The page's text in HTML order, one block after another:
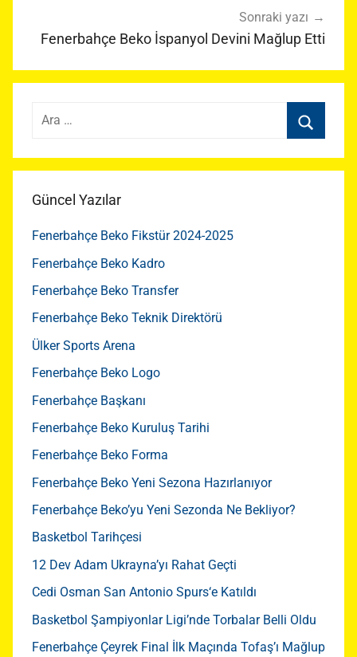
Sonraki yazı
Fenerbahçe Beko İspanyol Devini Mağlup Etti
Arama:
Güncel Yazılar
Fenerbahçe Beko Fikstür 2024-2025
Fenerbahçe Beko Kadro
Fenerbahçe Beko Transfer
Fenerbahçe Beko Teknik Direktörü
Ülker Sports Arena
Fenerbahçe Beko Logo
Fenerbahçe Başkanı
Fenerbahçe Beko Kuruluş Tarihi
Fenerbahçe Beko Forma
Fenerbahçe Beko Yeni Sezona Hazırlanıyor
Fenerbahçe Beko’yu Yeni Sezonda Ne Bekliyor?
Basketbol Tarihçesi
12 Dev Adam Ukrayna’yı Rahat Geçti
Cedi Osman San Antonio Spurs‘e Katıldı
Basketbol Şampiyonlar Ligi’nde Torbalar Belli Oldu
Fenerbahçe Çeyrek Final İlk Maçında Tofaş’ı Mağlup